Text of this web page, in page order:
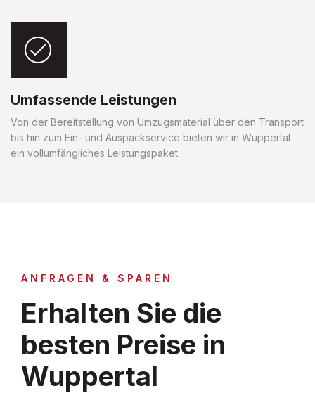
Umfassende Leistungen
Von der Bereitstellung von Umzugsmaterial über den Transport
bis hin zum Ein- und Auspackservice bieten wir in Wuppertal
ein vollumfängliches Leistungspaket.
ANFRAGEN & SPAREN
Erhalten Sie die
besten Preise in
Wuppertal